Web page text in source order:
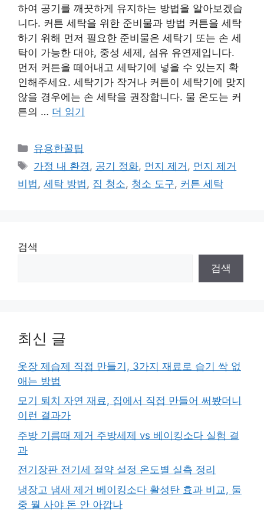
하여 공기를 깨끗하게 유지하는 방법을 알아보겠습
니다. 커튼 세탁을 위한 준비물과 방법 커튼을 세탁
하기 위해 먼저 필요한 준비물은 세탁기 또는 손 세
탁이 가능한 대야, 중성 세제, 섬유 유연제입니다.
먼저 커튼을 떼어내고 세탁기에 넣을 수 있는지 확
인해주세요. 세탁기가 작거나 커튼이 세탁기에 맞지
않을 경우에는 손 세탁을 권장합니다. 물 온도는 커
튼의 … 더 읽기
카
테
고
리
유용한꿀팁
태
그
가정 내 환경 , 공기 정화, 먼지 제거 , 먼지 제거
비법 , 세탁 방법 , 집 청소, 청소 도구, 커튼 세탁
검색
검색
최신 글
옷장 제습제 직접 만들기, 3가지 재료로 습기 싹 없
애는 방법
모기 퇴치 자연 재료, 집에서 직접 만들어 써봤더니
이런 결과가
주방 기름때 제거 주방세제 vs 베이킹소다 실험 결
과
전기장판 전기세 절약 설정 온도별 실측 정리
냉장고 냄새 제거 베이킹소다 활성탄 효과 비교, 둘
중 뭘 사야 돈 안 아깝나